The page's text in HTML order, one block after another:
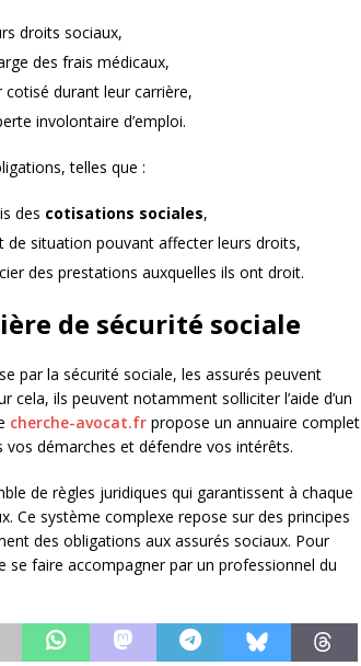
droits sociaux,
des frais médicaux,
cotisé durant leur carrière,
involontaire d’emploi.
telles que :
des cotisations sociales,
situation pouvant affecter leurs droits,
des prestations auxquelles ils ont droit.
de sécurité sociale
par la sécurité sociale, les assurés peuvent
ils peuvent notamment solliciter l’aide d’un
cherche-avocat.fr propose un annuaire complet
démarches et défendre vos intérêts.
de règles juridiques qui garantissent à chaque
Ce système complexe repose sur des principes
des obligations aux assurés sociaux. Pour
se faire accompagner par un professionnel du